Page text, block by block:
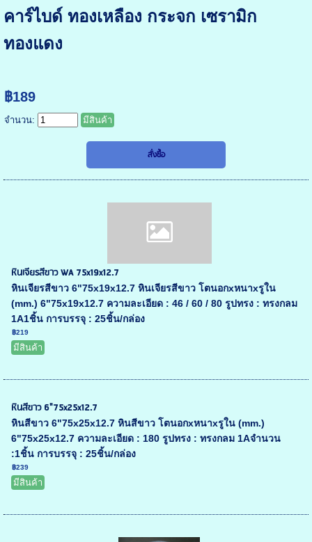
คาร์ไบด์ ทองเหลือง กระจก เซรามิก
ทองแดง
฿189
จำนวน: มีสินค้า
หินเจียรสีขาว WA 75x19x12.7
หินเจียรสีขาว 6"75x19x12.7 หินเจียรสีขาว โตนอกxหนาxรูใน
(mm.) 6"75x19x12.7 ความละเอียด : 46 / 60 / 80 รูปทรง : ทรงกลม
1A1ชิ้น การบรรจุ : 25ชิ้น/กล่อง
฿219
มีสินค้า
หินสีขาว 6"75x25x12.7
หินสีขาว 6"75x25x12.7 หินสีขาว โตนอกxหนาxรูใน (mm.)
6"75x25x12.7 ความละเอียด : 180 รูปทรง : ทรงกลม 1Aจำนวน
:1ชิ้น การบรรจุ : 25ชิ้น/กล่อง
฿239
มีสินค้า